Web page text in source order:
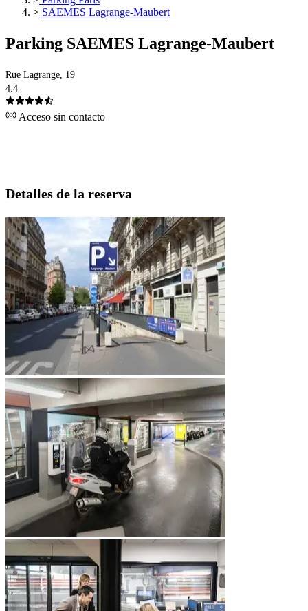
> SAEMES Lagrange-Maubert
Parking SAEMES Lagrange-Maubert
Rue Lagrange, 19
4.4
Acceso sin contacto
Detalles de la reserva